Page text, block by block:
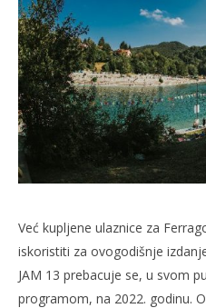
Ferragosto JAM
izdanju
07.07.2021.
slatina.net
Već kupljene ulaznice za
iskoristiti za ovogodišnje
JAM 13 prebacuje se, u svom
programom, na 2022. godinu.